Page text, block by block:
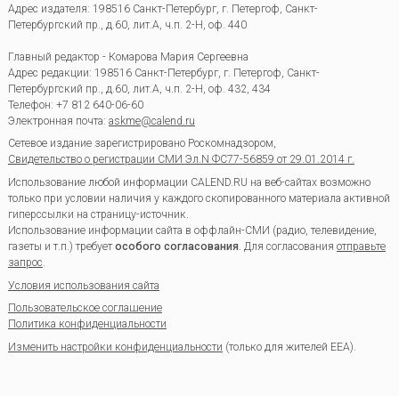
Адрес издателя: 198516 Санкт-Петербург, г. Петергоф, Санкт-
Петербургский пр., д.60, лит.А, ч.п. 2-Н, оф. 440
Главный редактор - Комарова Мария Сергеевна
Адрес редакции: 198516 Санкт-Петербург, г. Петергоф Санкт-
Петербургский пр., д.60, лит.А, ч.п. 2-Н, оф. 432, 434
Телефон: +7 812 640-06-60
Электронная почта: askme@calend.ru
Сетевое издание зарегистрировано Роскомнадзором,
Свидетельство о регистрации СМИ Эл.N ФС77-56859 от 29.01.2014 г.
Использование любой информации CALEND.RU на веб-сайтах возможно
только при условии наличия у каждого скопированного материала активной
гиперссылки на страницу-источник.
Использование информации сайта в оффлайн-СМИ (радио, телевидение,
газеты и т.п.) требуетособого согласования. Для согласования отправьте
запрос.
Условия использования сайта
Пользовательское соглашение
Политика конфиденциальности
Изменить настройки конфиденциальности (только для жителей EEA).